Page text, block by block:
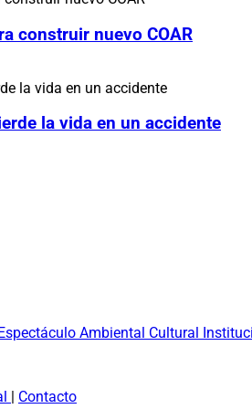
construir nuevo COAR
la vida en un accidente
Ambiental Cultural
| Contacto